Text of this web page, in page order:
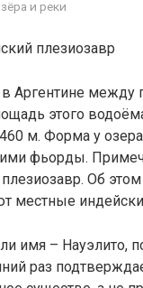
и реки
плезиозавр
в Аргентине
этого
м. Форма у
фьорды.
Об
местные
имя – Науэлито,
раз